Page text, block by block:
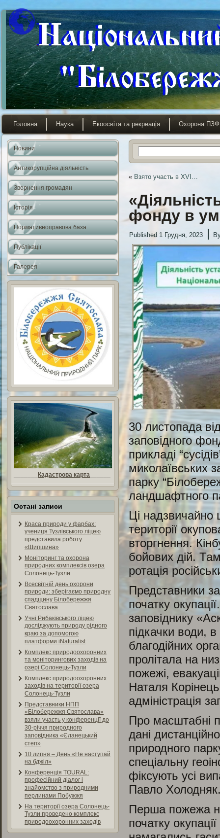
Головна Наука Екоосвіта та рекреація Охорона ПЗФ
Новини
Антикорупційна діяльність
Звернення громадян
Історія
Нормативноправова база
Публікації
Галерея
Кадастрова карта
Остані записи
Краса природи у фарбах:
учениця Тузлівського ліцею
представила роботу
«Шипшина»
Моніторинг та охорона
природних комплексів озера
Солонець-Тузли
Всесвітній день охорони
природи: зберігаємо природну
спадщину Білобережжя
Святослава
Учні Рибаківського ліцею
досліджують природу рідного
краю за допомогою
платформи iNaturalist
Комплекс природоохоронних
та моніторингових заходів на
озері Солонець-Тузли
Комплекс природоохоронних
заходів на території озера
Солонець-Тузли
Представники НПП
«Білобережжя Святослава»
взяли участь у конференції до
30-річчя природного
заповідника «Єланецький
степ»
10 липня – День «Не наступай
на бджіл»
Конференція TOURAL:
професійний діалог і
знайомство з природними
перлинами Побужжя
На території озера Солонець-
Тузли проведено комплекс
природоохоронних заходів
« Взято участь в XVI…
фонду в
Published 1 Грудня, 2023 |
30 листопада
заповідного
прикладі
миколаївських
парку
ландшафтного
Ці надзвичайно
території
вторгнення.
бойових дій.
ротація
Представники
початку
заповіднику
підкачки води,
благодійних
пролітала на
пожежі,
Наталя
адміністрація
Про масштабні
дані
природного
спеціальну
фіксують усі
Павло
Перша пожежа
початку